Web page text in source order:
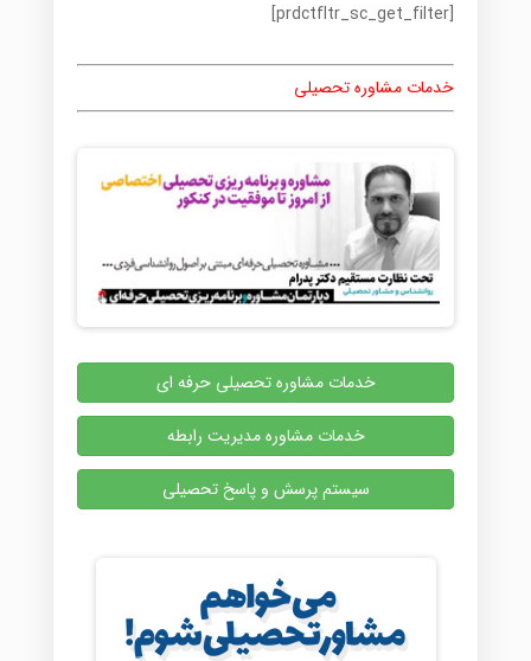
[prdctfltr_sc_get_filter]
خدمات مشاوره تحصیلی
خدمات مشاوره تحصیلی حرفه ای
خدمات مشاوره مدیریت رابطه
سیستم پرسش و پاسخ تحصیلی